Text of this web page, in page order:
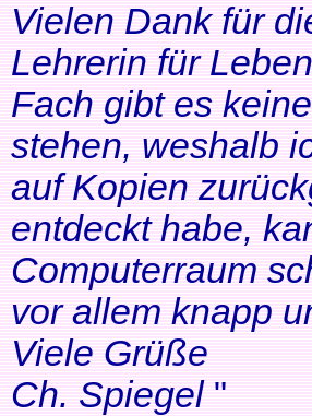
Vielen Dank für
Lehrerin für
Fach gibt es
stehen, weshalb
auf Kopien
entdeckt habe,
Computerraum
vor allem knapp
Viele Grüße
Ch. Spiegel"